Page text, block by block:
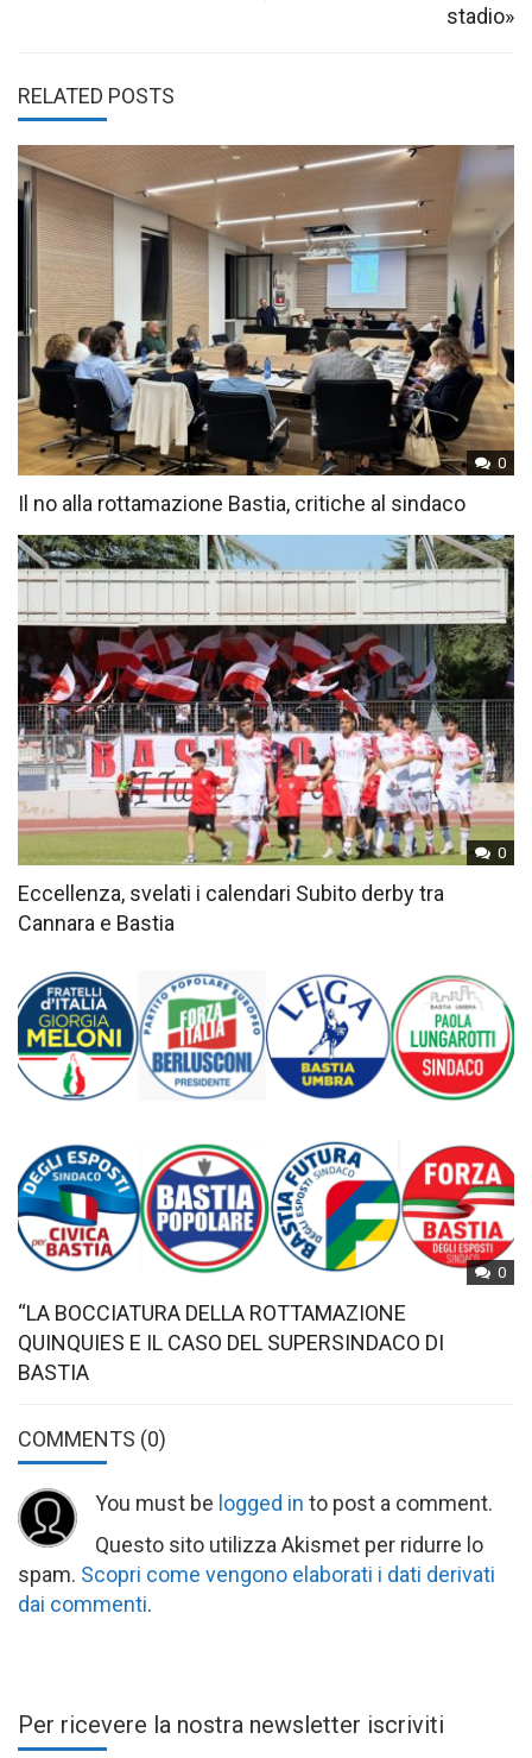
stadio»
RELATED POSTS
0
Il no alla rottamazione Bastia, critiche al sindaco
0
Eccellenza, svelati i calendari Subito derby tra
Cannara e Bastia
0
“LA BOCCIATURA DELLA ROTTAMAZIONE
QUINQUIES E IL CASO DEL SUPERSINDACO DI
BASTIA
COMMENTS (0)
You must be logged in to post a comment.
Questo sito utilizza Akismet per ridurre lo
spam. Scopri come vengono elaborati i dati derivati
dai commenti.
Per ricevere la nostra newsletter iscriviti